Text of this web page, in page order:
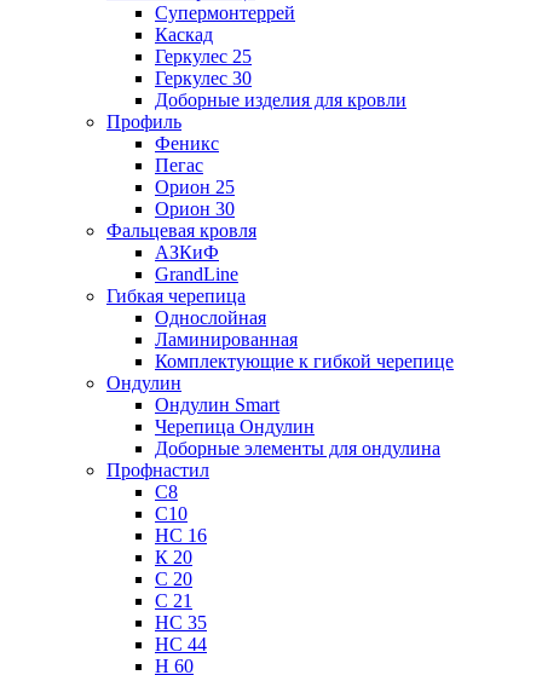
Супермонтеррей
Каскад
Геркулес 25
Геркулес 30
Доборные изделия для кровли
Профиль
Феникс
Пегас
Орион 25
Орион 30
Фальцевая кровля
АЗКиФ
GrandLine
Гибкая черепица
Однослойная
Ламинированная
Комплектующие к гибкой черепице
Ондулин
Ондулин Smart
Черепица Ондулин
Доборные элементы для ондулина
Профнастил
С8
С10
НС 16
К 20
С 20
С 21
НС 35
НС 44
Н 60